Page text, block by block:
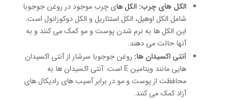
الکل های چرب: الکل های چرب موجود در روغن جوجوبا
شامل الکل اوهیل، الکل استئاریل و الکل دوکوزانول است.
این الکل ها به نرم شدن پوست و مو کمک می کنند و به
آنها حالت می دهند.
آنتی اکسیدان ها: روغن جوجوبا سرشار از آنتی اکسیدان
هایی مانند ویتامین E است. آنتی اکسیدان ها به
محافظت از پوست و مو در برابر آسیب های رادیکال های
آزاد کمک می کنند.